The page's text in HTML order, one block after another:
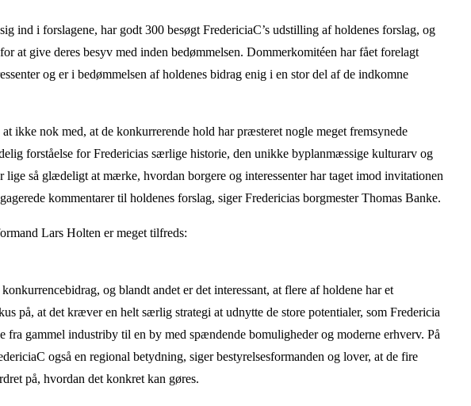
ind i forslagene, har godt 300 besøgt FredericiaC’s udstilling af holdenes forslag, og
at give deres besyv med inden bedømmelsen. Dommerkomitéen har fået forelagt
og er i bedømmelsen af holdenes bidrag enig i en stor del af de indkomne
ikke nok med, at de konkurrerende hold har præsteret nogle meget fremsynede
forståelse for Fredericias særlige historie, den unikke byplanmæssige kulturarv og
lige så glædeligt at mærke, hvordan borgere og interessenter har taget imod invitationen
kommentarer til holdenes forslag, siger Fredericias borgmester Thomas Banke.
Lars Holten er meget tilfreds:
og blandt andet er det interessant, at flere af holdene har et
på, at det kræver en helt særlig strategi at udnytte de store potentialer, som Fredericia
fra gammel industriby til en by med spændende bomuligheder og moderne erhverv. På
også en regional betydning, siger bestyrelsesformanden og lover, at de fire
på, hvordan det konkret kan gøres.